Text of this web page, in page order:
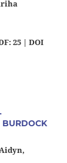
25 | DOI
BURDOCK